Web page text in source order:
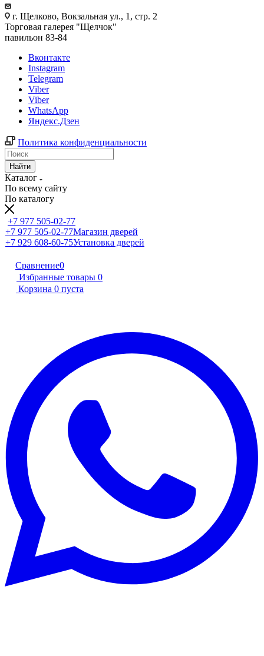
г. Щелково, Вокзальная ул., 1, стр. 2
Торговая галерея "Щелчок"
павильон 83-84
Вконтакте
Instagram
Telegram
Viber
Viber
WhatsApp
Яндекс.Дзен
Политика конфиденциальности
Найти
Каталог
По всему сайту
По каталогу
+7 977 505-02-77
+7 977 505-02-77Магазин дверей
+7 929 608-60-75Установка дверей
Сравнение0
Избранные товары 0
Корзина 0 пуста